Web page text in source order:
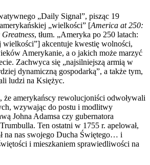
„Daily Signal”, pisząc 19
„wielkości” [America at 250:
Greatness, tłum. „Ameryka po 250 latach:
wielkości”] akcentuje kwestię wolności,
Amerykanie, a o jakich może marzyć
Zachwyca się „najsilniejszą armią w
dynamiczną gospodarką”, a także tym,
ludzi na Księżyc.
że amerykańscy rewolucjoniści odwoływali
wzywając do postu i modlitwy
Johna Adamsa czy gubernatora
Ten ostatni w 1755 r. apelował,
na nas swojego Ducha Świętego… i
i mieszkaniem sprawiedliwości na